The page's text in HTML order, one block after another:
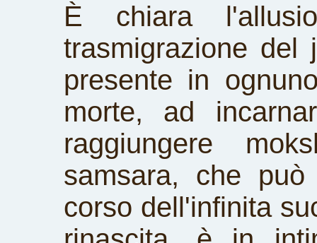
È chiara
trasmigrazione del
presente in
morte, ad
raggiungere
samsara, che
corso dell'infinita